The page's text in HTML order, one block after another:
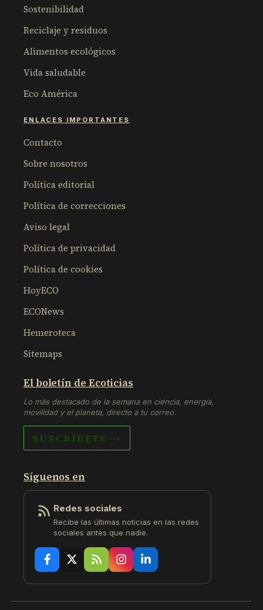
Sostenibilidad
Reciclaje y residuos
Alimentos ecológicos
Vida saludable
Eco América
ENLACES IMPORTANTES
Contacto
Sobre nosotros
Política editorial
Política de correcciones
Aviso legal
Política de privacidad
Política de cookies
HoyECO
ECONews
Hemeroteca
Sitemaps
El boletín de Ecoticias
Lo más destacado de la semana en ciencia, energía,
movilidad y el planeta, directo a tu correo.
SUSCRÍBETE →
Síguenos en
Redes sociales
Recibe las últimas noticias en las redes
sociales antes que nadie.